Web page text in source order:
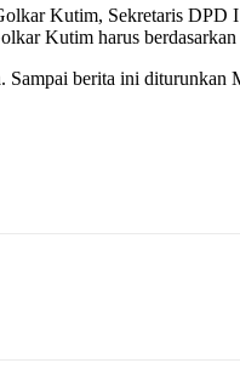
Kutim, Sekretaris
Kutim harus
Sampai berita ini